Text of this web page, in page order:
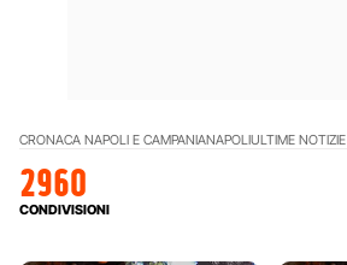
CRONACA NAPOLI E CAMPANIANAPOLIULTIME NOTIZIE
2960
CONDIVISIONI